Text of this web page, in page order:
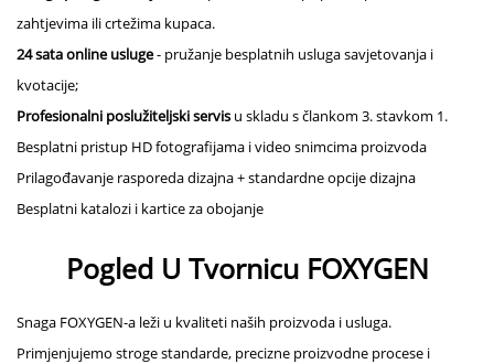
zahtjevima ili crtežima kupaca.
24 sata online usluge- pružanje besplatnih usluga savjetovanja i
kvotacije;
Profesionalni poslužiteljski servis u skladu s člankom 3. stavkom 1.
Besplatni pristup HD fotografijama i video snimcima proizvoda
Prilagođavanje rasporeda dizajna + standardne opcije dizajna
Besplatni katalozi i kartice za obojanje
Pogled U Tvornicu FOXYGEN
Snaga FOXYGEN-a leži u kvaliteti naših proizvoda i usluga.
Primjenjujemo stroge standarde, precizne proizvodne procese i